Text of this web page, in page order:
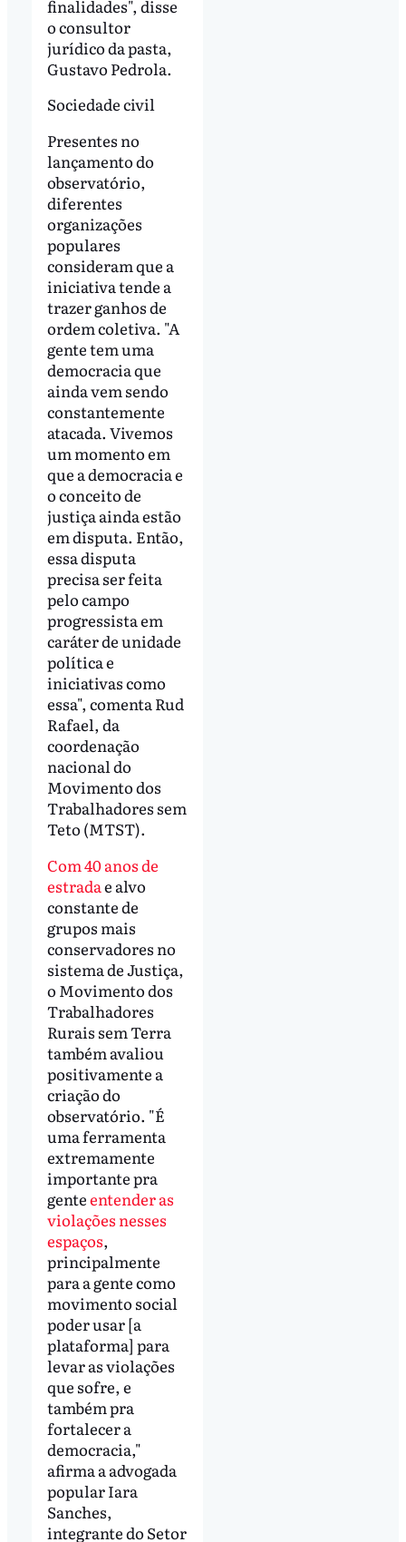
finalidades", disse
o consultor
jurídico da pasta,
Gustavo Pedrola.
Sociedade civil
Presentes no
lançamento do
observatório,
diferentes
organizações
populares
consideram que a
iniciativa tende a
trazer ganhos de
ordem coletiva. "A
gente tem uma
democracia que
ainda vem sendo
constantemente
atacada. Vivemos
um momento em
que a democracia e
o conceito de
justiça ainda estão
em disputa. Então,
essa disputa
precisa ser feita
pelo campo
progressista em
caráter de unidade
política e
iniciativas como
essa", comenta Rud
Rafael, da
coordenação
nacional do
Movimento dos
Trabalhadores sem
Teto (MTST).
Com 40 anos de
estradae alvo
constante de
grupos mais
conservadores no
sistema de Justiça,
o Movimento dos
Trabalhadores
Rurais sem Terra
também avaliou
positivamente a
criação do
observatório. "É
uma ferramenta
extremamente
importante pra
genteentender as
violações nesses
espaços,
principalmente
para a gente como
movimento social
poder usar [a
plataforma] para
levar as violações
que sofre, e
também pra
fortalecer a
democracia,"
afirma a advogada
popular Iara
Sanches,
integrante do Setor